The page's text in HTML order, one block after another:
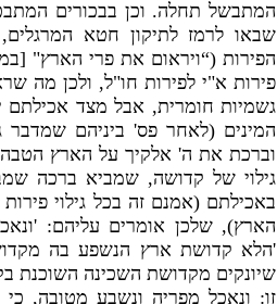
המתבשל תחלה. וכן בבכורים
שבאו לרמז לתיקון חטא המרגלים,
הפירות (“ויראום את פרי הארץ" [
פירות א"י לפירות חו"ל, ולכן מה
גשמיות חומרית, אבל מצד אכילתם
המינים (לאחר פס' ביניהם
וברכת את ה' אלקיך על הארץ
גילוי של קדושה, שמביא ברכה
באכילתם(אמנם זה בכל גילוי פירות
הארץ),שלכן אומרים עליהם: '
'הלא קדושת ארץ הנשפע בה
שיונקים מקדושת השכינה השוכנת
זו: ונאכל מפריה ונשבע מטובה, כי